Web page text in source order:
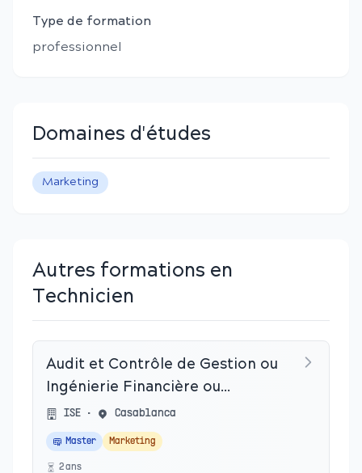
Type de formation
professionnel
Domaines d'études
Marketing
Autres formations en
Technicien
Audit et Contrôle de Gestion ou
Ingénierie Financière ou
Marketing et Commerce
International
ISE • Casablanca
Master Marketing
2ans